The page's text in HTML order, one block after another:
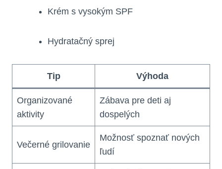
Krém s vysokým SPF
Hydratačný sprej
Tip Výhoda
Organizované
aktivity
Zábava pre deti aj
dospelých
Večerné grilovanie
Možnosť spoznať nových
ľudí